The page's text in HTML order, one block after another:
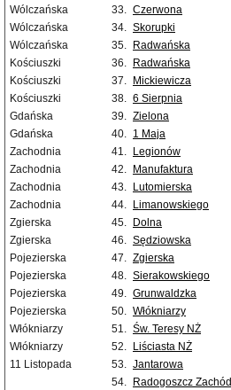
Wólczańska
33. Czerwona
Wólczańska
34. Skorupki
Wólczańska
35. Radwańska
Kościuszki
36. Radwańska
Kościuszki
37. Mickiewicza
Kościuszki
38. 6 Sierpnia
Gdańska
39. Zielona
Gdańska
40. 1 Maja
Zachodnia
41. Legionów
Zachodnia
42. Manufaktura
Zachodnia
43. Lutomierska
Zachodnia
44. Limanowskiego
Zgierska
45. Dolna
Zgierska
46. Sędziowska
Pojezierska
47. Zgierska
Pojezierska
48. Sierakowskiego
Pojezierska
49. Grunwaldzka
Pojezierska
50. Włókniarzy
Włókniarzy
51. Św. Teresy NŻ
Włókniarzy
52. Liściasta NŻ
11 Listopada
53. Jantarowa
54.
Radogoszcz Zachód